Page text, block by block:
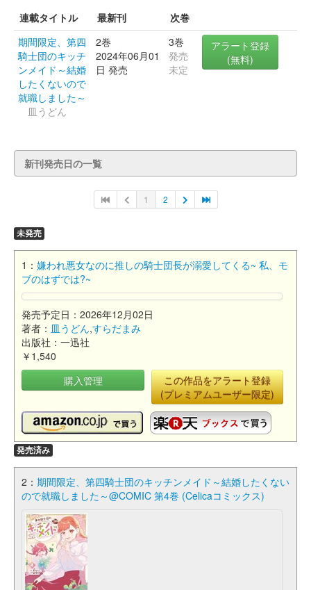
連載タイトル 最新刊
次巻
期間限定、第四
騎士団のキッチ
ンメイド～結婚
したくないので
就職しました～
皿うどん
2巻
2024年06月01
日 発売
3巻
発売
未定
アラート登録
(無料)
新刊発売日の一覧
1 2
未発売
1： 嫌われ悪女なのに推しの騎士団長が溺愛してくる~ 私、モ
ブのはずでは?~
発売予定日：2026年12月02日
著者： 皿うどん,すらだまみ
出版社：一迅社
￥1,540
購入管理
この作品をアラート登録
(プレミアムユーザー限定)
発売済み
2： 期間限定、第四騎士団のキッチンメイド～結婚したくない
ので就職しました～@COMIC 第4巻 (Celicaコミックス)